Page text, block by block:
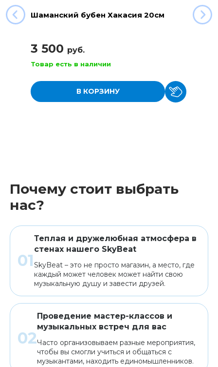
Шаманский бубен Хакасия 20см
3 500 руб.
Товар есть в наличии
В КОРЗИНУ
Почему стоит выбрать
нас?
Теплая и дружелюбная атмосфера в
стенах нашего SkyBeat
SkyBeat – это не просто магазин, а место, где
каждый может человек может найти свою
музыкальную душу и завести друзей.
Проведение мастер-классов и
музыкальных встреч для вас
Часто организовываем разные мероприятия,
чтобы вы смогли учиться и общаться с
музыкантами, находить единомышленников.